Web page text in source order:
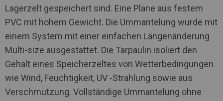
Lagerzelt gespeichert sind. Eine Plane aus festem
PVC mit hohem Gewicht. Die Ummantelung wurde mit
einem System mit einer einfachen Längenänderung
Multi-size ausgestattet. Die Tarpaulin isoliert den
Gehalt eines Speicherzeltes von Wetterbedingungen
wie Wind, Feuchtigkeit, UV -Strahlung sowie aus
Verschmutzung. Vollständige Ummantelung ohne